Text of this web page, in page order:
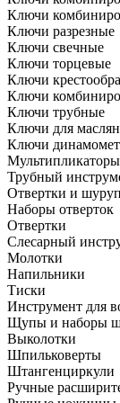
Ключи
Ключи разрезные
Ключи свечные
Ключи торцевые
Ключи
Ключи
Ключи трубные
Ключи для
Ключи
Мультипликаторы
Трубный
Отвертки и
Наборы отверток
Отвертки
Слесарный
Молотки
Напильники
Тиски
Инструмент для
Щупы и наборы
Выколотки
Шпильковерты
Штангенциркули
Ручные